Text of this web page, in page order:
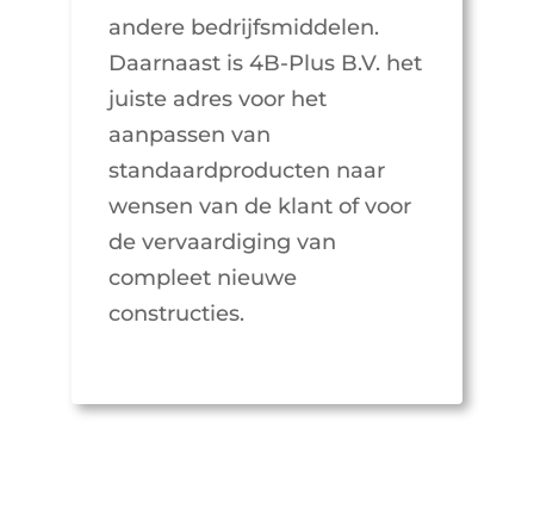
andere bedrijfsmiddelen.
Daarnaast is 4B-Plus B.V. het
juiste adres voor het
aanpassen van
standaardproducten naar
wensen van de klant of voor
de vervaardiging van
compleet nieuwe
constructies.